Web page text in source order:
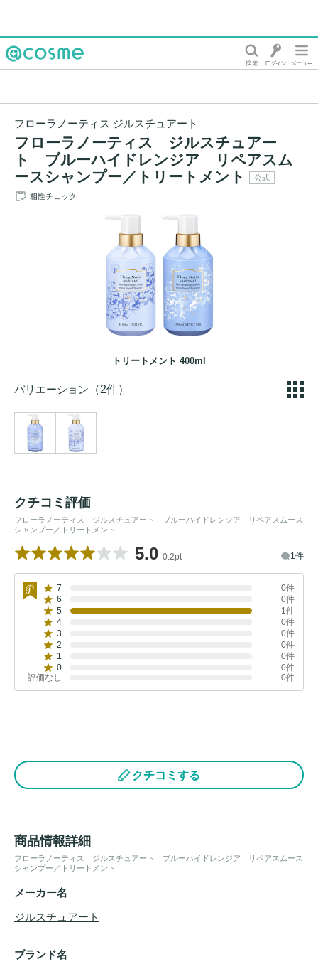
フローラノーティス ジルスチュアート
フローラノーティス ジルスチュアー
ト ブルーハイドレンジア リペアスム
ースシャンプー／トリートメント
公式
相性チェック
トリートメント 400ml
バリエーション （2件）
クチコミ評価
フローラノーティス ジルスチュアート ブルーハイドレンジア リペアスムース
シャンプー／トリートメント
5.0 0.2pt 1件
7
0件
6
0件
5
1件
4
0件
3
0件
2
0件
1
0件
0
0件
評価なし
0件
クチコミする
商品情報詳細
フローラノーティス ジルスチュアート ブルーハイドレンジア リペアスムース
シャンプー／トリートメント
メーカー名
ジルスチュアート
ブランド名